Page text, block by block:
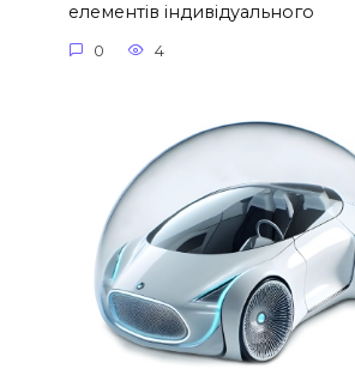
елементів індивідуального
0 4